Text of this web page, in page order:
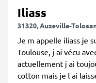
Iliass
31320, Auzeville-
Je m appelle iliass je
Toulouse, j ai vécu
actuellement j ai
cotton mais je l ai